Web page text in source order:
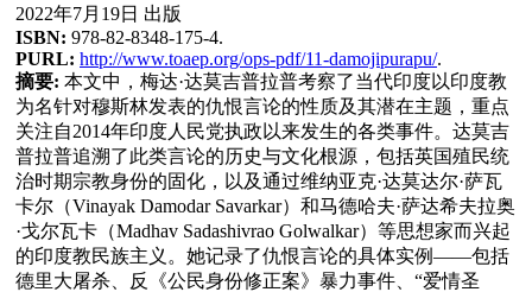
2022年7月19日 出版
ISBN: 978-82-8348-175-4.
PURL: http://www.toaep.org/ops-pdf/11-damojipurapu/.
摘要: 本文中，梅达·达莫吉普拉普考察了当代印度以印度教
为名针对穆斯林发表的仇恨言论的性质及其潜在主题，重点
关注自2014年印度人民党执政以来发生的各类事件。达莫吉
普拉普追溯了此类言论的历史与文化根源，包括英国殖民统
治时期宗教身份的固化，以及通过维纳亚克·达莫达尔·萨瓦
卡尔（Vinayak Damodar Savarkar）和马德哈夫·萨达希夫拉奥
·戈尔瓦卡（Madhav Sadashivrao Golwalkar）等思想家而兴起
的印度教民族主义。她记录了仇恨言论的具体实例——包括
德里大屠杀、反《公民身份修正案》暴力事件、“爱情圣